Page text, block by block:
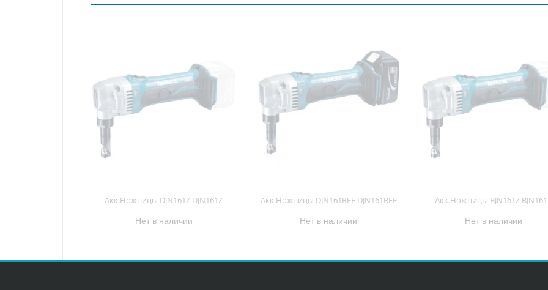
Акк.Ножницы DJN161Z DJN161Z
Нет в наличии
Акк.Ножницы DJN161RFE DJN161RFE
Нет в наличии
Акк.Ножницы BJN161Z
Нет в наличии